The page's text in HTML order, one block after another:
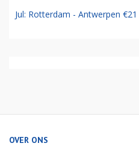
Jul: Rotterdam - Antwerpen €21
OVER ONS